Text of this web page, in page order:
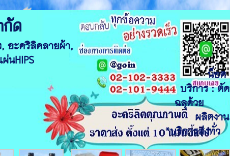
จำกัด
, อะคริลิคนำแสง, อะคริลิคลายผ้า,
พลาสวูด, แผ่นABS, แผ่นHIPS
ไวนิล น้ำยาประสาน น็อต
ะคริลิค บริการ : ตัด
องเลเซอร์ ฉลุด้วย
รื่องเลเซอร์ ผลิตงาน
บรูป,ที่ใส่โบชัวร์ *บริการส่งทั่ว